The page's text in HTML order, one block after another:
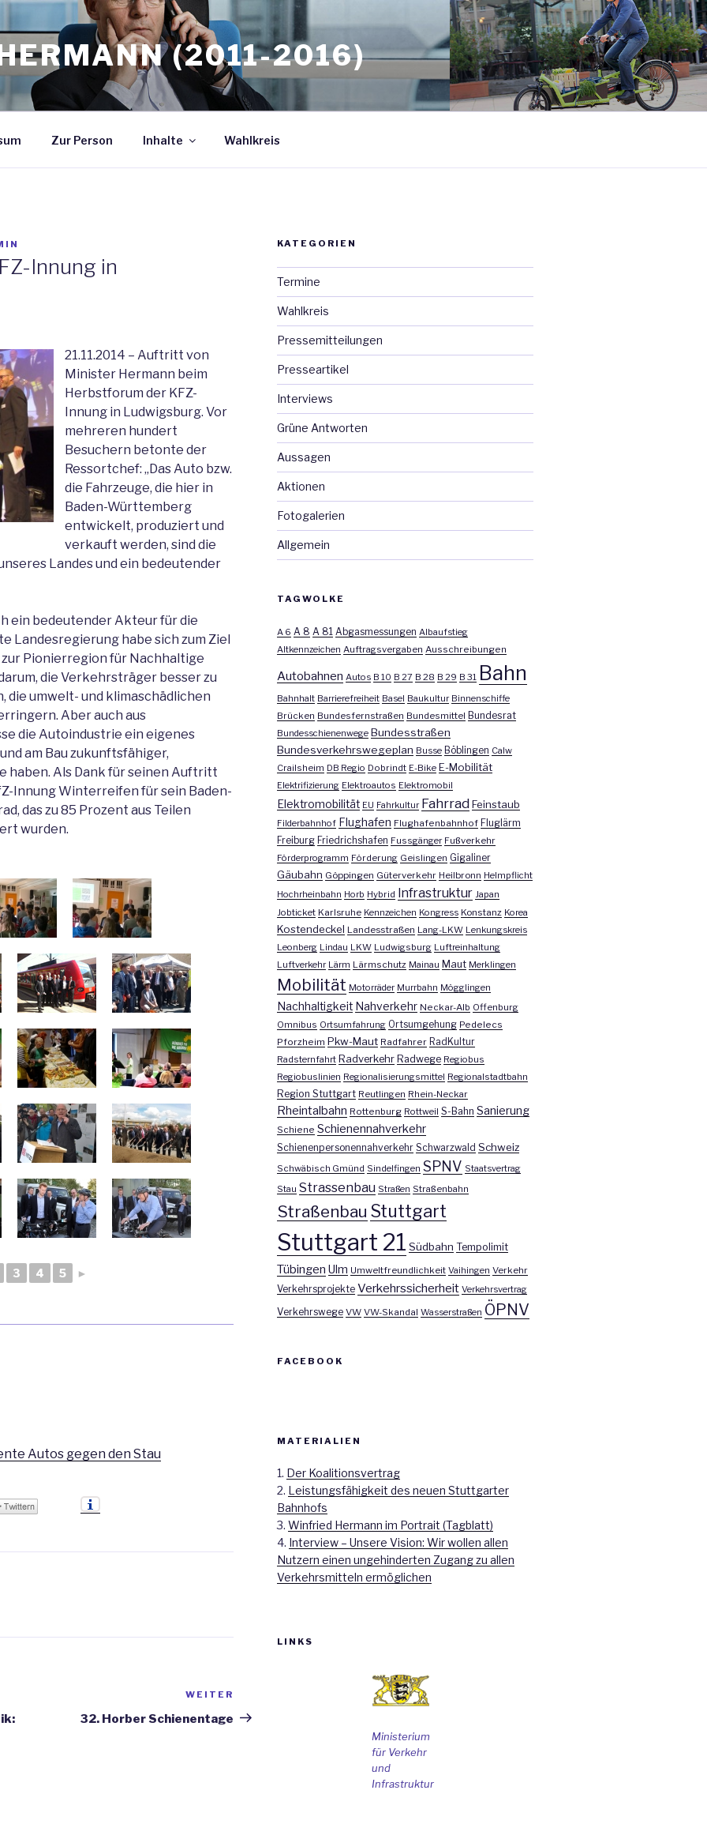
(2011-2016)
Zur Person Inhalte Wahlkreis
Innung in
21.11.2014 – Auftritt von
Minister Hermann beim
Herbstforum der KFZ-
Innung in Ludwigsburg. Vor
mehreren hundert
Besuchern betonte der
Ressortchef: „Das Auto bzw.
die Fahrzeuge, die hier in
Baden-Württemberg
entwickelt, produziert und
verkauft werden, sind die
Landes und ein bedeutender
ein bedeutender Akteur für die
Landesregierung habe sich zum Ziel
Pionierregion für Nachhaltige
die Verkehrsträger besser zu
die umwelt- und klimaschädlichen
Aber auch aus
die Autoindustrie ein eigenes
am Bau zukunftsfähiger,
haben. Als Dank für seinen Auftritt
Innung Winterreifen für sein Baden-
das zu 85 Prozent aus Teilen
wurden.
3 4 5 ►
Autos gegen den Stau
Beitrag
WEITER
32. Horber Schienentage
KATEGORIEN
Termine
Wahlkreis
Pressemitteilungen
Presseartikel
Interviews
Grüne Antworten
Aussagen
Aktionen
Fotogalerien
Allgemein
TAGWOLKE
A 6 A 8 A 81 Abgasmessungen Albaufstieg
Altkennzeichen Auftragsvergaben Ausschreibungen
Autobahnen Autos B 10 B 27 B 28 B 29 B 31 Bahn
Bahnhalt Barrierefreiheit Basel Baukultur Binnenschiffe
Brücken Bundesfernstraßen Bundesmittel Bundesrat
Bundesschienenwege Bundesstraßen
Bundesverkehrswegeplan Busse Böblingen Calw
Crailsheim DB Regio Dobrindt E-Bike E-Mobilität
Elektrifizierung Elektroautos Elektromobil
Elektromobilität EU Fahrkultur Fahrrad Feinstaub
Filderbahnhof Flughafen Flughafenbahnhof Fluglärm
Freiburg Friedrichshafen Fussgänger Fußverkehr
Förderprogramm Förderung Geislingen Gigaliner
Gäubahn Göppingen Güterverkehr Heilbronn Helmpflicht
Hochrheinbahn Horb Hybrid Infrastruktur Japan
Jobticket Karlsruhe Kennzeichen Kongress Konstanz Korea
Kostendeckel Landesstraßen Lang-LKW Lenkungskreis
Leonberg Lindau LKW Ludwigsburg Luftreinhaltung
Luftverkehr Lärm Lärmschutz Mainau Maut Merklingen
Mobilität Motorräder Murrbahn Mögglingen
Nachhaltigkeit Nahverkehr Neckar-Alb Offenburg
Omnibus Ortsumfahrung Ortsumgehung Pedelecs
Pforzheim Pkw-Maut Radfahrer RadKultur
Radsternfahrt Radverkehr Radwege Regiobus
Regiobuslinien Regionalisierungsmittel Regionalstadtbahn
Region Stuttgart Reutlingen Rhein-Neckar
Rheintalbahn Rottenburg Rottweil S-Bahn Sanierung
Schiene Schienennahverkehr
Schienenpersonennahverkehr Schwarzwald Schweiz
Schwäbisch Gmünd Sindelfingen SPNV Staatsvertrag
Stau Strassenbau Straßen Straßenbahn
Straßenbau Stuttgart
Stuttgart 21 Südbahn Tempolimit
Tübingen Ulm Umweltfreundlichkeit Vaihingen Verkehr
Verkehrsprojekte Verkehrssicherheit Verkehrsvertrag
Verkehrswege VW VW-Skandal Wasserstraßen ÖPNV
FACEBOOK
MATERIALIEN
1. Der Koalitionsvertrag
2. Leistungsfähigkeit des neuen Stuttgarter
Bahnhofs
3. Winfried Hermann im Portrait (Tagblatt)
4. Interview – Unsere Vision: Wir wollen allen
Nutzern einen ungehinderten Zugang zu allen
Verkehrsmitteln ermöglichen
LINKS
Ministerium
für Verkehr
und
Infrastruktur